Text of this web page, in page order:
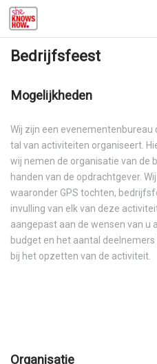
Home #2 SHE KNOWS
Bedrijfsfeest
Mogelijkheden
Wij zijn een
tal van activiteiten organiseert.
wij nemen de organisatie van
handen van de opdrachtgever.
waaronder GPS tochten,
invulling van elk van deze
aangepast aan de wensen van u
budget en het aantal
bij het opzetten van de activiteit.
Organisatie